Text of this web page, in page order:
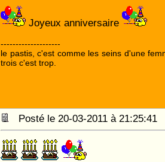
Joyeux anniversaire
--------------------
le pastis, c'est comme les seins d'une
trois c'est trop.
Posté le 20-03-2011 à